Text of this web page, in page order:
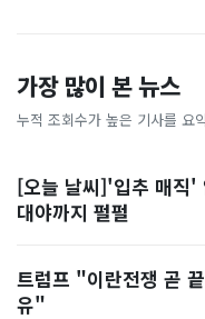
가장 많이 본 뉴스
누적 조회수가 높은 기사를 요
[오늘 날씨]'입추 매직
대야까지 펄펄
트럼프 "이란전쟁 곧
유"